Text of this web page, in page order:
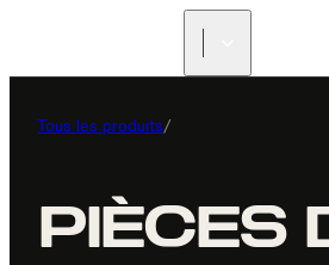
Tous les produits/
PIÈCES